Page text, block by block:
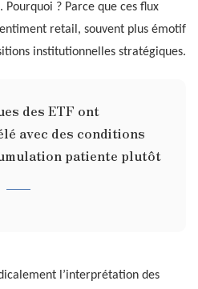
? Parce que ces flux
retail, souvent plus émotif
institutionnelles stratégiques.
des ETF ont
avec des conditions
patiente plutôt
l’interprétation des